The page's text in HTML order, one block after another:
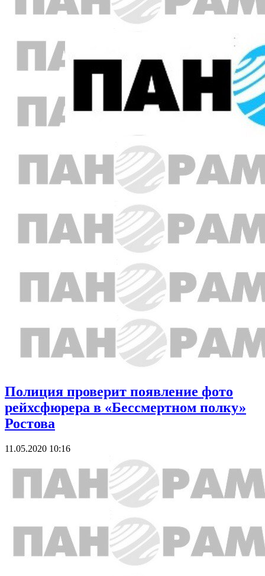
Полиция проверит появление фото
рейхсфюрера в «Бессмертном полку»
Ростова
11.05.2020 10:16